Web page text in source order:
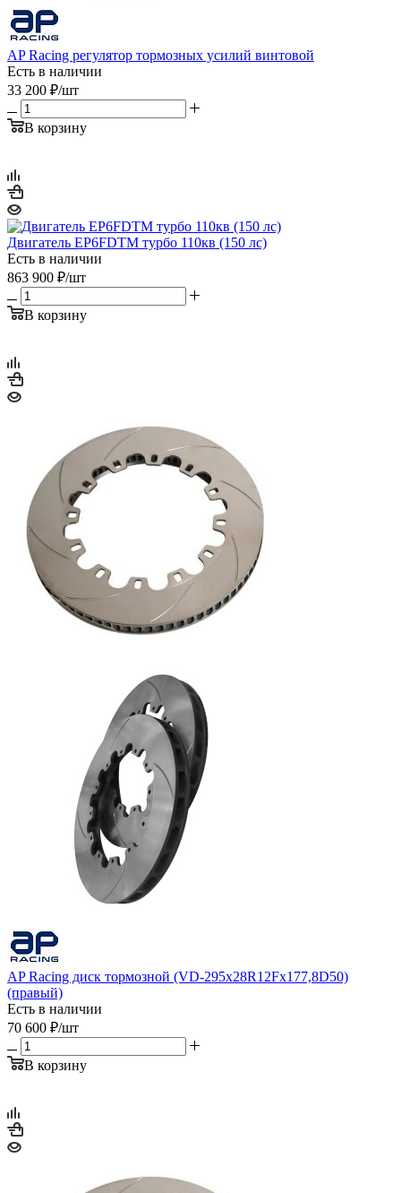
AP Racing регулятор тормозных усилий винтовой
Есть в наличии
33 200 ₽/шт
В корзину
Двигатель EP6FDTM турбо 110кв (150 лс)
Есть в наличии
863 900 ₽/шт
В корзину
AP Racing диск тормозной (VD-295x28R12Fx177,8D50)
(правый)
Есть в наличии
70 600 ₽/шт
В корзину